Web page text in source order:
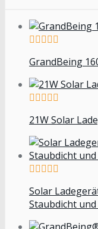
GrandBeing
21W Solar
Solar
Staubdicht